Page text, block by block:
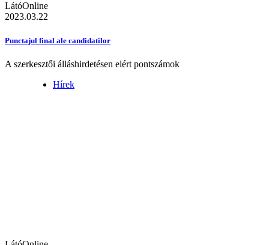
LátóOnline
2023.03.22
Punctajul final ale candidatilor
A szerkesztői álláshirdetésen elért pontszámok
Hírek